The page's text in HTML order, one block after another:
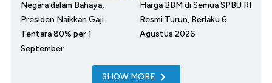
Negara dalam Bahaya,
Presiden Naikkan Gaji
Tentara 80% per 1
September
Harga BBM di Semua SPBU RI
Resmi Turun, Berlaku 6
Agustus 2026
SHOW MORE